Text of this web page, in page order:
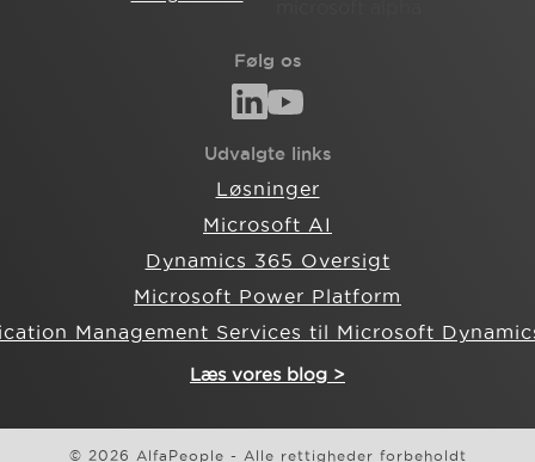
Følg os
Udvalgte links
Løsninger
Microsoft AI
Dynamics 365 Oversigt
Microsoft Power Platform
Management Services til Microsoft
Læs vores blog >
© 2026 AlfaPeople - Alle rettigheder forbeholdt